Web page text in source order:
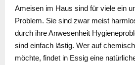
Ameisen im Haus sind für viele ein
Problem. Sie sind zwar meist
durch ihre Anwesenheit
sind einfach lästig. Wer auf
möchte, findet in Essig eine